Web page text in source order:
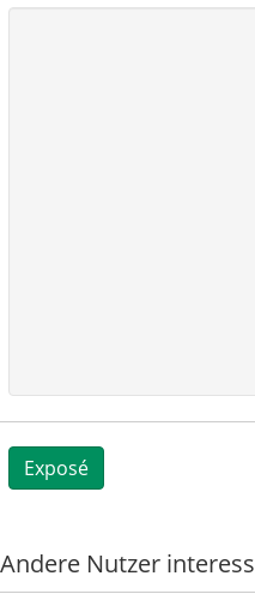
Exposé
Andere Nutzer